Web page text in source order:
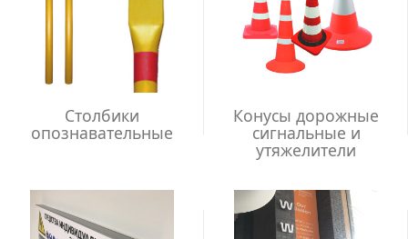
Столбики
опознавательные
Конусы дорожные
сигнальные и
утяжелители